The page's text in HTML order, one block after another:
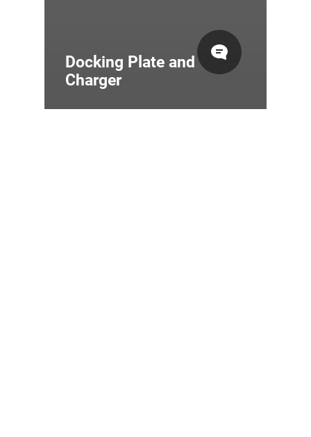
Docking Plate and
Charger